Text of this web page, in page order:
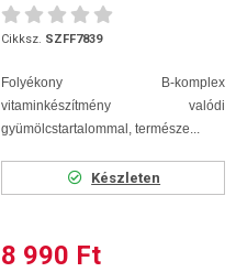
Cikksz. SZFF7839
Folyékony B-komplex
vitaminkészítmény valódi
gyümölcstartalommal, természe...
Készleten
8 990 Ft